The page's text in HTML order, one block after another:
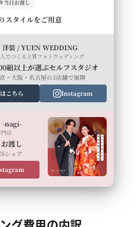
当日お渡し
スタイルをご用意
洋装 / YUEN WEDDING
でつくる上質フォトウェディング
組以上が選ぶセルフスタジオ
・大阪・名古屋の3店舗で展開
こちら
Instagram
-nagi-
店
渡し
シェア